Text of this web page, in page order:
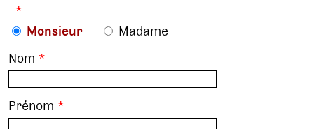
*
Monsieur
Madame
Nom *
Prénom *